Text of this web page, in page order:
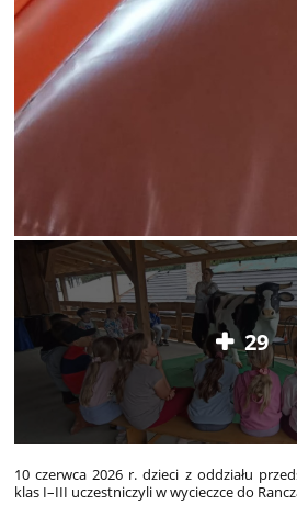
29
10 czerwca 2026 r. dzieci z oddziału
klas I–III uczestniczyli w wycieczce do